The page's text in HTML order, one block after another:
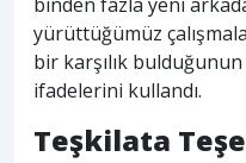
yürüttüğümüz
bir karşılık bulduğunun
ifadelerini kullandı.
Teşkilata